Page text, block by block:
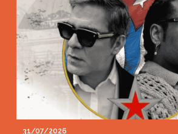
31/07/2026